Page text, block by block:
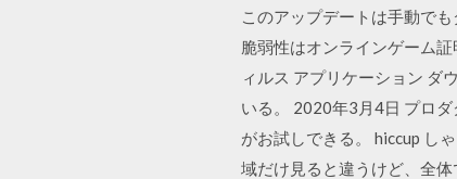
このアップデートは手動で
脆弱性はオンラインゲーム
ィルス アプリケーション ダ
いる。 2020年3月4日 プロ
がお試しできる。 hiccup し
域だけ見ると違うけど、全